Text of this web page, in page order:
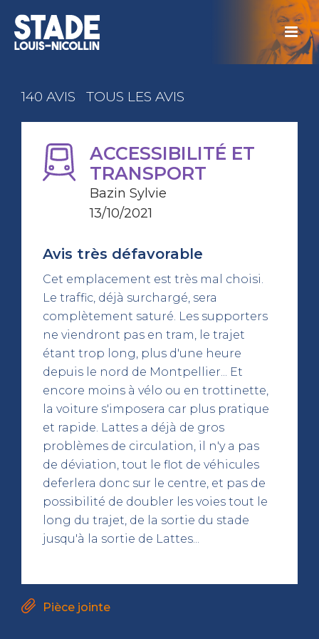
140 AVIS TOUS LES AVIS
ACCESSIBILITÉ ET
TRANSPORT
Bazin Sylvie
13/10/2021
Avis très défavorable
Cet emplacement est très mal choisi.
Le traffic, déjà surchargé, sera
complètement saturé. Les supporters
ne viendront pas en tram, le trajet
étant trop long, plus d'une heure
depuis le nord de Montpellier... Et
encore moins à vélo ou en trottinette,
la voiture s'imposera car plus pratique
et rapide. Lattes a déjà de gros
problèmes de circulation, il n'y a pas
de déviation, tout le flot de véhicules
deferlera donc sur le centre, et pas de
possibilité de doubler les voies tout le
long du trajet, de la sortie du stade
jusqu'à la sortie de Lattes...
Pièce jointe